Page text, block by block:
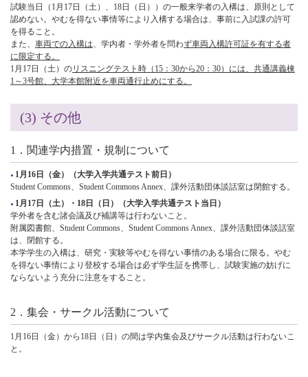
試験当日（1月17日（土）、18日（日））の一般来学者の入構は、原則として
認めない。やむを得ない事情等により入構する場合は、事前に入試課の許可
を得ること。
また、 車両での入構は 、学内者・学外者を問わず車両入構許可証を有する者
に限定する。
1月17日（土）のリスニングテスト時（15：30から20：30）には、共通講義棟
1～3号館、大学本館附近を車両通行止めにする。
(3) その他
1．関連学内措置・規制について
1月16日（金）（大学入学共通テスト前日）
Student Commons、Student Commons Annex、課外活動団体談話室は閉館する。
1月17日（土）・18日（日）（大学入学共通テスト当日）
学外者を含む諸会議及び補講等は行わないこと。
附属図書館、Student Commons、Student Commons Annex、課外活動団体談話室
は、閉館する。
本学学生の入構は、研究・実験等やむを得ない事情のある場合に限る。やむ
を得ない事情により登校する場合は必ず学生証を携帯し、試験実施の妨げに
ならないよう充分に注意をすること。
2．集会・サークル活動について
1月16日（金）から18日（日）の間は学内集会及びサークル活動は行わないこ
と。